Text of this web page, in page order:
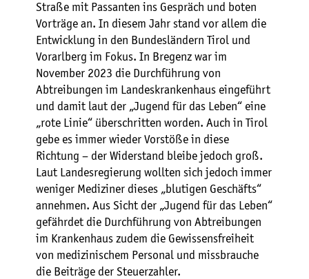
Straße mit Passanten ins Gespräch und boten
Vorträge an. In diesem Jahr stand vor allem die
Entwicklung in den Bundesländern Tirol und
Vorarlberg im Fokus. In Bregenz war im
November 2023 die Durchführung von
Abtreibungen im Landeskrankenhaus eingeführt
und damit laut der „Jugend für das Leben“ eine
„rote Linie“ überschritten worden. Auch in Tirol
gebe es immer wieder Vorstöße in diese
Richtung – der Widerstand bleibe jedoch groß.
Laut Landesregierung wollten sich jedoch immer
weniger Mediziner dieses „blutigen Geschäfts“
annehmen. Aus Sicht der „Jugend für das Leben“
gefährdet die Durchführung von Abtreibungen
im Krankenhaus zudem die Gewissensfreiheit
von medizinischem Personal und missbrauche
die Beiträge der Steuerzahler.